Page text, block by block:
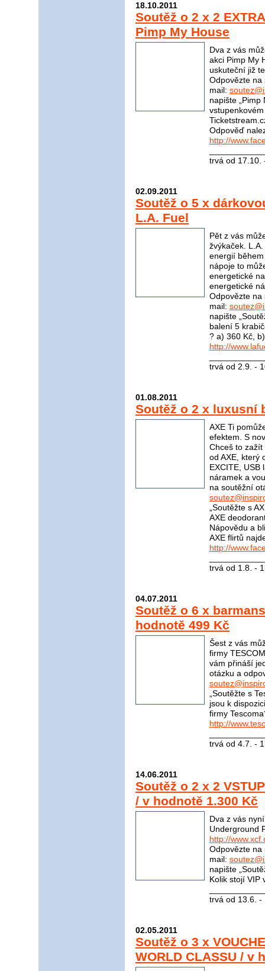
18.10.2011
Soutěž o 2 x 2
Pimp My House
Dva z vás
akci Pimp My
uskuteční již
Odpovězte na
mail:
napište
Odpověď
http://
trvá od
02.09.2011
Soutěž o 5 x
L.A. Fuel
Pět z vás
žvýkaček.
energií
nápoje to
energetické
energetické
Odpovězte na
mail:
napište
balení 5
? a) 360 Kč,
http://
trvá od 2.9. -
01.08.2011
Soutěž o 2 x luxusní
AXE Ti
efektem. S
Chceš to
od AXE, který
EXCITE, USB
náramek a
na soutěžní
„Soutěžte s
AXE
Nápovědu a
AXE flirtů
http://
trvá od 1.8. -
04.07.2011
Soutěž o 6 x
hodnotě 499 Kč
Šest z vás
firmy
vám přináší
otázku a
„Soutěžte s
jsou k
firmy
http://
trvá od 4.7. -
14.06.2011
Soutěž o 2 x 2
/ v hodnotě 1.300 Kč
Dva z vás
Underground
http://
Odpovězte na
mail:
napište
Kolik stojí VIP
trvá od 13.6.
02.05.2011
Soutěž o 3 x
WORLD CLASSU / v